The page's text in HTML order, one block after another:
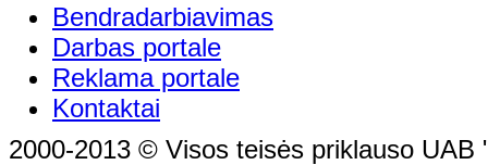
Bendradarbiavimas
Darbas portale
Reklama portale
Kontaktai
2000-2013 © Visos teisės priklauso UAB